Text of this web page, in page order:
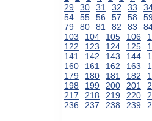
29
30 31 32 33
54
55 56 57 58
79
80 81 82 83
103
104 105 106
122
123 124 125
141
142 143 144
160
161 162 163
179
180 181 182
198
199 200 201
217
218 219 220
236
237 238 239